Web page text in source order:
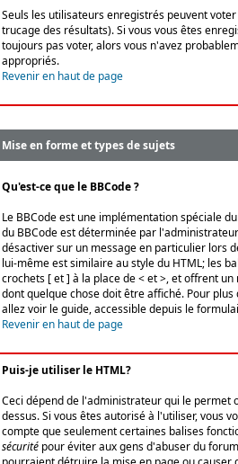
Seuls les utilisateurs enregistrés peuvent
trucage des résultats). Si vous vous êtes
toujours pas voter, alors vous n'avez
appropriés.
Revenir en haut de page
Mise en forme et types de sujets
Qu'est-ce que le BBCode ?
Le BBCode est une implémentation spéciale
du BBCode est déterminée par
désactiver sur un message en particulier lors
lui-même est similaire au style du HTML; les
crochets [ et ] à la place de < et >, et offrent
dont quelque chose doit être affiché. Pour
allez voir le guide, accessible depuis le
Revenir en haut de page
Puis-je utiliser le HTML?
Ceci dépend de l'administrateur qui le permet
dessus. Si vous êtes autorisé à l'utiliser, vous
compte que seulement certaines balises
sécurité pour éviter aux gens d'abuser du